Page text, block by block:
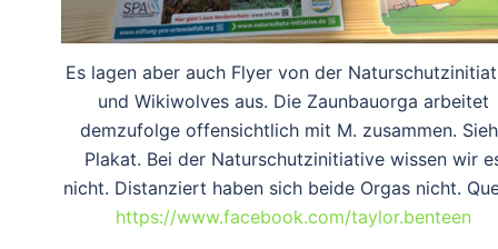
Es lagen aber auch Flyer von der
und Wikiwolves aus. Die Zaunbauorga arbeitet
demzufolge offensichtlich mit M. zusammen.
Plakat. Bei der Naturschutzinitiative wissen wir
nicht. Distanziert haben sich beide Orgas nicht.
https://www.facebook.com/taylor.benteen